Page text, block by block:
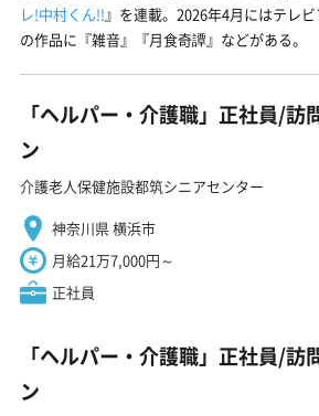
レ!中村くん!!』を連載。2026年4月にはテレ
の作品に『雑音』『月食奇譚』などがある。
「ヘルパー・介護職」正社員/訪
ン
介護老人保健施設都筑シニアセンター
神奈川県 横浜市
月給21万7,000円～
正社員
「ヘルパー・介護職」正社員/訪
ン